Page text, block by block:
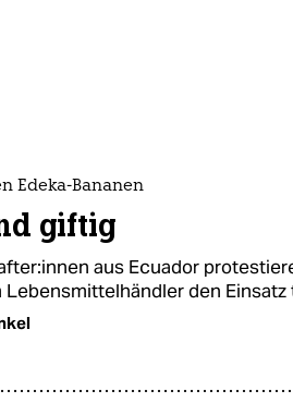
Edeka-Bananen
giftig
aus Ecuador
Lebensmittelhändler den